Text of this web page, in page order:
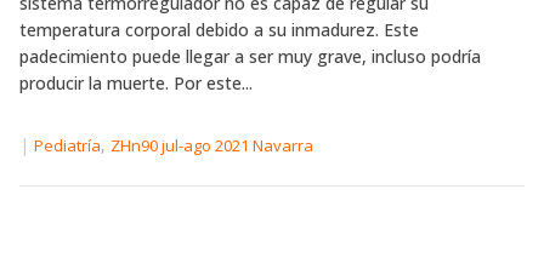
temperatura corporal debido a su inmadurez. Este
padecimiento puede llegar a ser muy grave, incluso podría
producir la muerte. Por este...
| Pediatría, ZHn90 jul-ago 2021 Navarra